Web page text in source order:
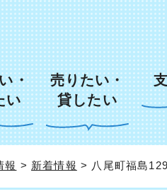
・
い
売りたい・
貸したい
報 > 新着情報 > 八尾町福島